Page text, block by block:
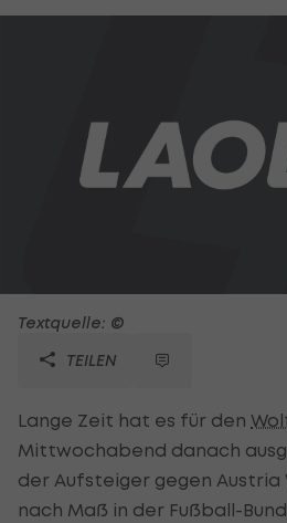
Textquelle: ©
TEILEN
Lange Zeit hat es für den
Mittwochabend danach
der Aufsteiger gegen Austria
nach Maß in der Fußball-